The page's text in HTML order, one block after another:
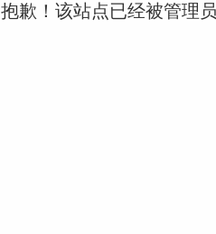
抱歉！该站点已经被管理